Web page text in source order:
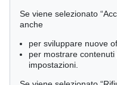
Cimelia
Ordine:
Se viene selezionato
anche
per sviluppare nuove
per mostrare
impostazioni.